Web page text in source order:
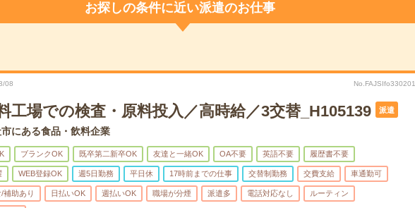
お探しの条件に近い派遣のお仕事
08 No.FAJSIfo330201
工場での検査・原料投入／高時給／3交替_H105139 派遣
にある食品・飲料企業
ブランクOK 既卒第二新卒OK 友達と一緒OK OA不要 英語不要 履歴書不要
WEB登録OK 週5日勤務 平日休 17時前までの仕事 交替制勤務 交費支給 車通勤可
補助あり 日払いOK 週払いOK 職場が分煙 派遣多 電話対応なし ルーティン